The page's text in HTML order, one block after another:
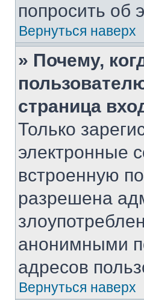
попросить об
Вернуться наверх
» Почему,
страница
Только
электронные
встроенную
разрешена
анонимными
адресов
Вернуться наверх